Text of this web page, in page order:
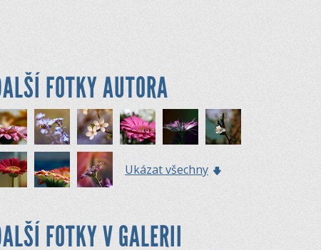
FOTKY AUTORA
Ukázat všechny
FOTKY V GALERII